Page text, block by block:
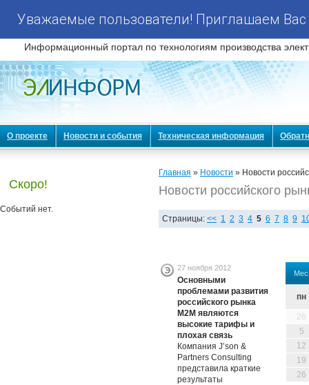
Уважаемые пользователи! Приглашаем
Информационный портал по технологиям производства
О проекте Новости и события Техническая информация
Скоро!
Событий нет.
Главная » Новости » Новости
Новости российского
Страницы: << 1 2 3 4 5 6 7 8 9
пн
26
5
12
19
26
27 ноября 2012
Основными
проблемами развития
российского рынка
М2М являются
высокие тарифы и
плохая связь
Компания J’son &
Partners Consulting
представила краткие
результаты